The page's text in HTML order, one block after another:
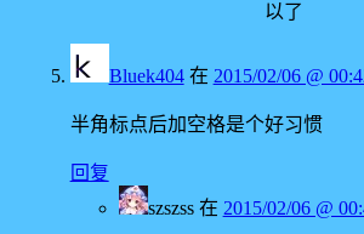
以了
Bluek404在 2015/02/06 @
半角标点后加空格是个好习惯
回复
szszss在 2015/02/06 @